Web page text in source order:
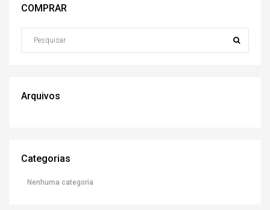
COMPRAR
Arquivos
Categorias
Nenhuma categoria